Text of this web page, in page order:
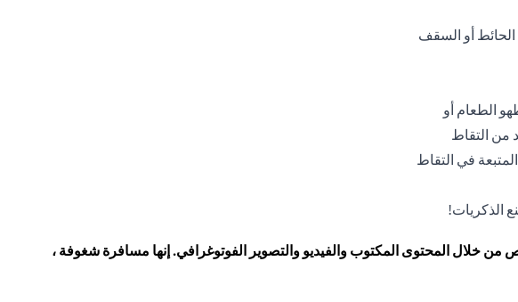
أو السقف
الطعام أو
من التقاط
في التقاط
الذكريات!
المحتوى المكتوب والفيديو والتصوير الفوتوغرافي. إنها مسافرة شغوفة ،